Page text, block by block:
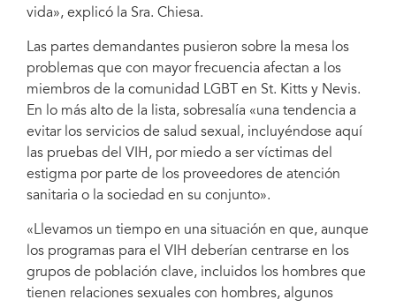
vida», explicó la Sra. Chiesa.
Las partes demandantes pusieron sobre la mesa los
problemas que con mayor frecuencia afectan a los
miembros de la comunidad LGBT en St. Kitts y Nevis.
En lo más alto de la lista, sobresalía «una tendencia a
evitar los servicios de salud sexual, incluyéndose aquí
las pruebas del VIH, por miedo a ser víctimas del
estigma por parte de los proveedores de atención
sanitaria o la sociedad en su conjunto».
«Llevamos un tiempo en una situación en que, aunque
los programas para el VIH deberían centrarse en los
grupos de población clave, incluidos los hombres que
tienen relaciones sexuales con hombres, algunos